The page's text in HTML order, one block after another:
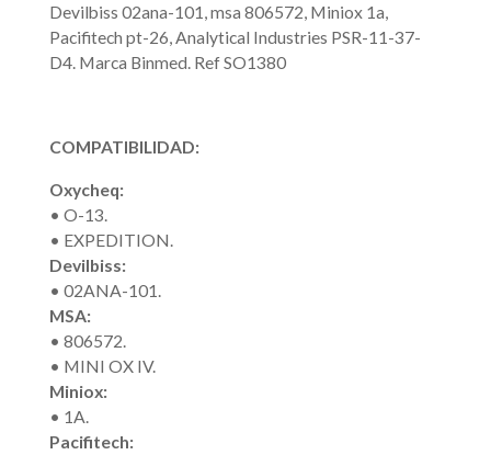
Devilbiss 02ana-101, msa 806572, Miniox 1a,
Pacifitech pt-26, Analytical Industries PSR-11-37-
D4. Marca Binmed. Ref SO1380
COMPATIBILIDAD:
Oxycheq:
• O-13.
• EXPEDITION.
Devilbiss:
• 02ANA-101.
MSA:
• 806572.
• MINI OX IV.
Miniox:
• 1A.
Pacifitech: